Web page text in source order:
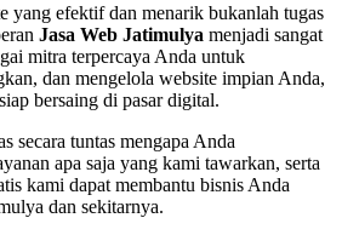
yang efektif dan menarik bukanlah tugas
Jasa Web Jatimulya menjadi sangat
mitra terpercaya Anda untuk
dan mengelola website impian Anda,
bersaing di pasar digital.
secara tuntas mengapa Anda
apa saja yang kami tawarkan, serta
kami dapat membantu bisnis Anda
dan sekitarnya.